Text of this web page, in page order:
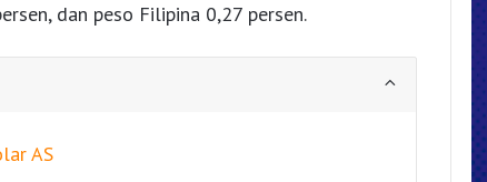
dan peso Filipina 0,27 persen.
AS